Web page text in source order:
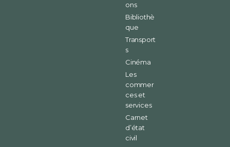
ons
Bibliothè
que
Transport
s
Cinéma
Les
commer
ces et
services
Carnet
d’état
civil